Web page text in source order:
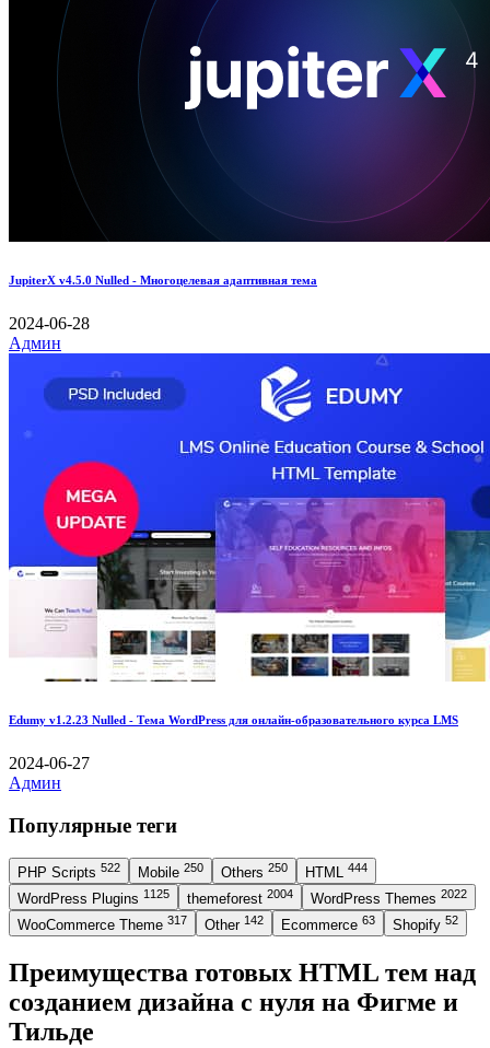
JupiterX v4.5.0 Nulled - Многоцелевая адаптивная тема
2024-06-28
Админ
Edumy v1.2.23 Nulled - Тема WordPress для онлайн-образовательного курса LMS
2024-06-27
Админ
Популярные теги
PHP Scripts 522 Mobile 250 Others 250 HTML 444
WordPress Plugins 1125 themeforest 2004 WordPress Themes 2022
WooCommerce Theme 317 Other 142 Ecommerce 63 Shopify 52
Преимущества готовых HTML тем над
созданием дизайна с нуля на Фигме и
Тильде